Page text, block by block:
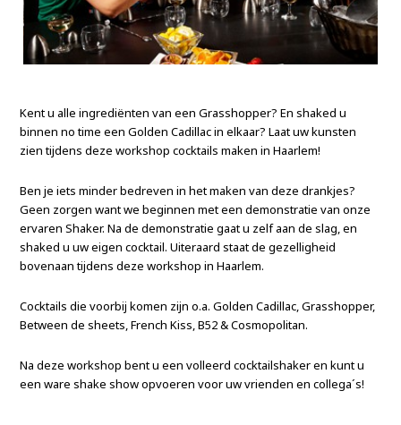
Kent u alle ingrediënten van een Grasshopper? En shaked u
binnen no time een Golden Cadillac in elkaar? Laat uw kunsten
zien tijdens deze workshop cocktails maken in Haarlem!
Ben je iets minder bedreven in het maken van deze drankjes?
Geen zorgen want we beginnen met een demonstratie van onze
ervaren Shaker. Na de demonstratie gaat u zelf aan de slag, en
shaked u uw eigen cocktail. Uiteraard staat de gezelligheid
bovenaan tijdens deze workshop in Haarlem.
Cocktails die voorbij komen zijn o.a. Golden Cadillac, Grasshopper,
Between de sheets, French Kiss, B52 & Cosmopolitan.
Na deze workshop bent u een volleerd cocktailshaker en kunt u
een ware shake show opvoeren voor uw vrienden en collega´s!